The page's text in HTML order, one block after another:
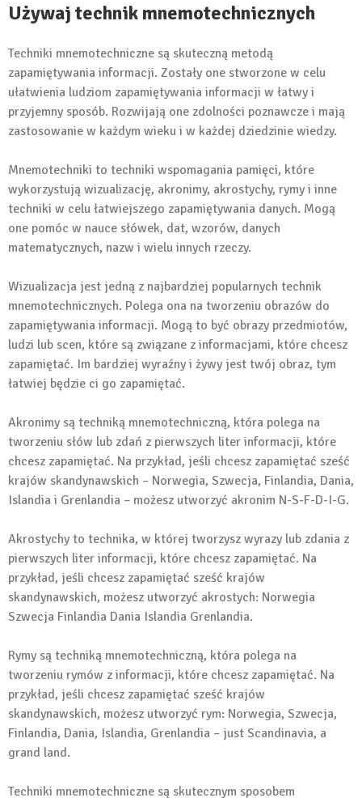
Używaj technik mnemotechnicznych
Techniki mnemotechniczne są skuteczną metodą
zapamiętywania informacji. Zostały one stworzone w celu
ułatwienia ludziom zapamiętywania informacji w łatwy i
przyjemny sposób. Rozwijają one zdolności poznawcze i mają
zastosowanie w każdym wieku i w każdej dziedzinie wiedzy.
Mnemotechniki to techniki wspomagania pamięci, które
wykorzystują wizualizację, akronimy, akrostychy, rymy i inne
techniki w celu łatwiejszego zapamiętywania danych. Mogą
one pomóc w nauce słówek, dat, wzorów, danych
matematycznych, nazw i wielu innych rzeczy.
Wizualizacja jest jedną z najbardziej popularnych technik
mnemotechnicznych. Polega ona na tworzeniu obrazów do
zapamiętywania informacji. Mogą to być obrazy przedmiotów,
ludzi lub scen, które są związane z informacjami, które chcesz
zapamiętać. Im bardziej wyraźny i żywy jest twój obraz, tym
łatwiej będzie ci go zapamiętać.
Akronimy są techniką mnemotechniczną, która polega na
tworzeniu słów lub zdań z pierwszych liter informacji, które
chcesz zapamiętać. Na przykład, jeśli chcesz zapamiętać sześć
krajów skandynawskich – Norwegia, Szwecja, Finlandia, Dania,
Islandia i Grenlandia – możesz utworzyć akronim N-S-F-D-I-G.
Akrostychy to technika, w której tworzysz wyrazy lub zdania z
pierwszych liter informacji, które chcesz zapamiętać. Na
przykład, jeśli chcesz zapamiętać sześć krajów
skandynawskich, możesz utworzyć akrostych: Norwegia
Szwecja Finlandia Dania Islandia Grenlandia.
Rymy są techniką mnemotechniczną, która polega na
tworzeniu rymów z informacji, które chcesz zapamiętać. Na
przykład, jeśli chcesz zapamiętać sześć krajów
skandynawskich, możesz utworzyć rym: Norwegia, Szwecja,
Finlandia, Dania, Islandia, Grenlandia – just Scandinavia, a
grand land.
Techniki mnemotechniczne są skutecznym sposobem